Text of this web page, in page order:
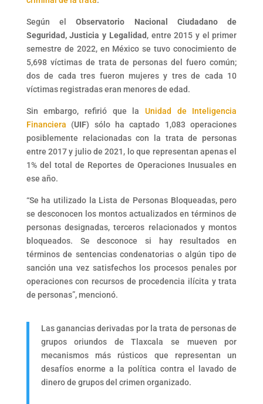
Según elObservatorio Nacional Ciudadano de
Seguridad, Justicia y Legalidad, entre 2015 y el primer
semestre de 2022, en México se tuvo conocimiento de
5,698 víctimas de trata de personas del fuero común;
dos de cada tres fueron mujeres y tres de cada 10
víctimas registradas eran menores de edad.
Sin embargo, refirió que la Unidad de Inteligencia
Financiera
(UIF) sólo ha captado 1,083 operaciones
posiblemente relacionadas con la trata de personas
entre 2017 y julio de 2021, lo que representan apenas el
1% del total de Reportes de Operaciones Inusuales en
ese año.
“Se ha utilizado la Lista de Personas Bloqueadas, pero
se desconocen los montos actualizados en términos de
personas designadas, terceros relacionados y montos
bloqueados. Se desconoce si hay resultados en
términos de sentencias condenatorias o algún tipo de
sanción una vez satisfechos los procesos penales por
operaciones con recursos de procedencia ilícita y trata
de personas”, mencionó.
Las ganancias derivadas por la trata de personas de
grupos oriundos de Tlaxcala se mueven por
mecanismos más rústicos que representan un
desafíos enorme a la política contra el lavado de
dinero de grupos del crimen organizado.